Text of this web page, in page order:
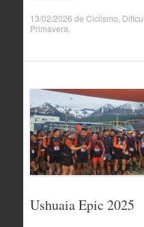
13/02/2026 de Ciclismo
Primavera
Ushuaia Epic 2025